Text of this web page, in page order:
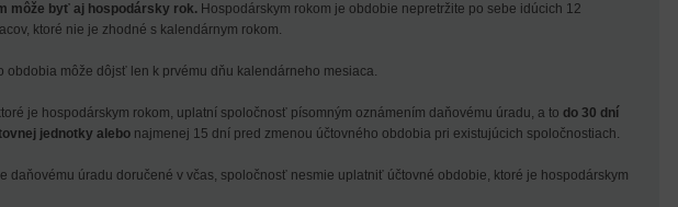
môže byť aj hospodársky rok. Hospodárskym rokom je obdobie nepretržite po sebe idúcich 12
ktoré nie je zhodné s kalendárnym rokom.
obdobia môže dôjsť len k prvému dňu kalendárneho mesiaca.
je hospodárskym rokom, uplatní spoločnosť písomným oznámením daňovému úradu, a to do 30 dní
jednotky alebonajmenej 15 dní pred zmenou účtovného obdobia pri existujúcich spoločnostiach.
daňovému úradu doručené v včas, spoločnosť nesmie uplatniť účtovné obdobie, ktoré je hospodárskym